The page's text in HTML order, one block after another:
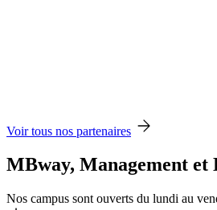
Voir tous nos partenaires
MBway, Management et
Nos campus sont ouverts du lundi au